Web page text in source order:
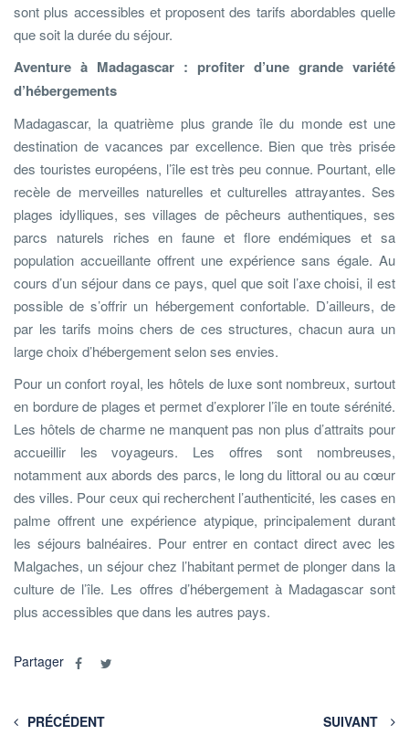
sont plus accessibles et proposent des tarifs abordables quelle
que soit la durée du séjour.
Aventure à Madagascar : profiter d’une grande variété
d’hébergements
Madagascar, la quatrième plus grande île du monde est une
destination de vacances par excellence. Bien que très prisée
des touristes européens, l’île est très peu connue. Pourtant, elle
recèle de merveilles naturelles et culturelles attrayantes. Ses
plages idylliques, ses villages de pêcheurs authentiques, ses
parcs naturels riches en faune et flore endémiques et sa
population accueillante offrent une expérience sans égale. Au
cours d’un séjour dans ce pays, quel que soit l’axe choisi, il est
possible de s’offrir un hébergement confortable. D’ailleurs, de
par les tarifs moins chers de ces structures, chacun aura un
large choix d’hébergement selon ses envies.
Pour un confort royal, les hôtels de luxe sont nombreux, surtout
en bordure de plages et permet d’explorer l’île en toute sérénité.
Les hôtels de charme ne manquent pas non plus d’attraits pour
accueillir les voyageurs. Les offres sont nombreuses,
notamment aux abords des parcs, le long du littoral ou au cœur
des villes. Pour ceux qui recherchent l’authenticité, les cases en
palme offrent une expérience atypique, principalement durant
les séjours balnéaires. Pour entrer en contact direct avec les
Malgaches, un séjour chez l’habitant permet de plonger dans la
culture de l’île. Les offres d’hébergement à Madagascar sont
plus accessibles que dans les autres pays.
Partager
PRÉCÉDENT SUIVANT